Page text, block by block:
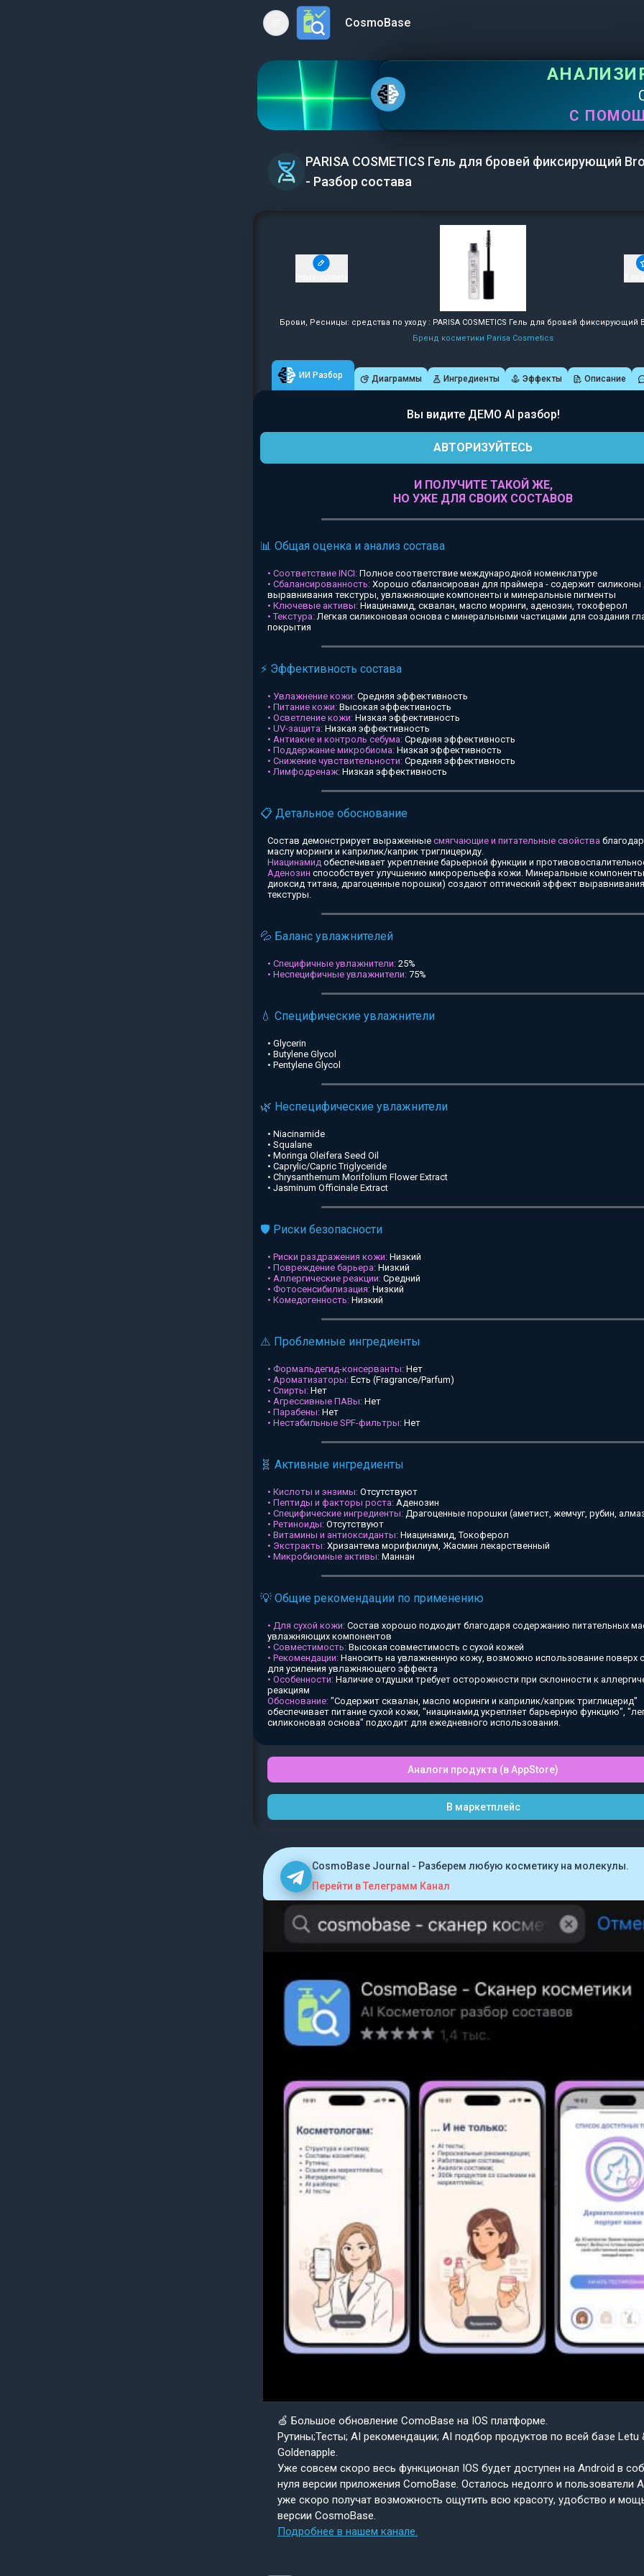
Open main menuCosmoBase
С
PARISA COSMETICS Гель для бровей фиксирующий
- Разбор состава
Брови, Ресницы: средства по уходу : PARISA COSMETICS Гель для бровей фиксирующий
Бренд косметики Parisa Cosmetics
ИИ Разбор Диаграммы Ингредиенты Эффекты Описание
Вы видите ДЕМО AI разбор!
АВТОРИЗУЙТЕСЬ
И ПОЛУЧИТЕ ТАКОЙ ЖЕ,
НО УЖЕ ДЛЯ СВОИХ СОСТАВОВ
📊 Общая оценка и анализ состава
• Соответствие INCI: Полное соответствие международной номенклатуре
• Сбалансированность: Хорошо сбалансирован для праймера - содержит силиконы
выравнивания текстуры, увлажняющие компоненты и минеральные пигменты
• Ключевые активы: Ниацинамид, сквалан, масло моринги, аденозин, токоферол
• Текстура:Легкая силиконовая основа с минеральными частицами для создания
покрытия
⚡ Эффективность состава
• Увлажнение кожи: Средняя эффективность
• Питание кожи: Высокая эффективность
• Осветление кожи: Низкая эффективность
• UV-защита: Низкая эффективность
• Антиакне и контроль себума: Средняя эффективность
• Поддержание микробиома: Низкая эффективность
• Снижение чувствительности: Средняя эффективность
• Лимфодренаж: Низкая эффективность
📋 Детальное обоснование
Состав демонстрирует выраженные смягчающие и питательные свойства
маслу моринги и каприлик/каприк триглицериду.
Ниацинамид обеспечивает укрепление барьерной функции и
Аденозин способствует улучшению микрорельефа кожи. Минеральные
диоксид титана, драгоценные порошки) создают оптический эффект
текстуры.
💦 Баланс увлажнителей
• Специфичные увлажнители: 25%
• Неспецифичные увлажнители: 75%
💧 Специфические увлажнители
• Glycerin
• Butylene Glycol
• Pentylene Glycol
🌿 Неспецифические увлажнители
• Niacinamide
• Squalane
• Moringa Oleifera Seed Oil
• Caprylic/Capric Triglyceride
• Chrysanthemum Morifolium Flower Extract
• Jasminum Officinale Extract
🛡️ Риски безопасности
• Риски раздражения кожи: Низкий
• Повреждение барьера: Низкий
• Аллергические реакции: Средний
• Фотосенсибилизация: Низкий
• Комедогенность: Низкий
⚠️ Проблемные ингредиенты
• Формальдегид-консерванты: Нет
• Ароматизаторы: Есть (Fragrance/Parfum)
• Спирты: Нет
• Агрессивные ПАВы: Нет
• Парабены: Нет
• Нестабильные SPF-фильтры: Нет
🧬 Активные ингредиенты
• Кислоты и энзимы: Отсутствуют
• Пептиды и факторы роста: Аденозин
• Специфические ингредиенты: Драгоценные порошки (аметист, жемчуг, рубин,
• Ретиноиды: Отсутствуют
• Витамины и антиоксиданты: Ниацинамид, Токоферол
• Экстракты: Хризантема морифилиум, Жасмин лекарственный
• Микробиомные активы: Маннан
💡 Общие рекомендации по применению
• Для сухой кожи: Состав хорошо подходит благодаря содержанию питательных
увлажняющих компонентов
• Совместимость: Высокая совместимость с сухой кожей
• Рекомендации: Наносить на увлажненную кожу, возможно использование поверх
для усиления увлажняющего эффекта
• Особенности: Наличие отдушки требует осторожности при склонности к
реакциям
Обоснование: "Содержит сквалан, масло моринги и каприлик/каприк триглицерид"
обеспечивает питание сухой кожи, "ниацинамид укрепляет барьерную функцию",
силиконовая основа" подходит для ежедневного использования.
Аналоги продукта (в AppStore)
В маркетплейс
CosmoBase Journal - Разберем любую косметику на молекулы.
Перейти в Телеграмм Канал
🍏 Большое обновление ComoBase на IOS платформе.
Рутины;Тесты; AI рекомендации; AI подбор продуктов по всей базе Letu
Goldenapple.
Уже совсем скоро весь функционал IOS будет доступен на Android в
нуля версии приложения ComoBase. Осталось недолго и пользователи
уже скоро получат возможность ощутить всю красоту, удобство и
версии CosmoBase.
Подробнее в нашем канале.